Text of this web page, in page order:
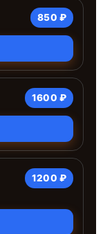
850 ₽
1600 ₽
1200 ₽